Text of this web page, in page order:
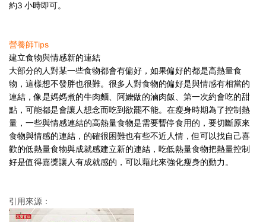
約3 小時即可。
營養師Tips
建立食物與情感新的連結
大部分的人對某一些食物都會有偏好，如果偏好的都是高熱量食
物，這樣想不發胖也很難。很多人對食物的偏好是與情感有相當的
連結，像是媽媽煮的牛肉麵、阿嬤做的滷肉飯、第一次約會吃的甜
點，可能都是會讓人想念而吃到欲罷不能。在瘦身時期為了控制熱
量，一些與情感連結的高熱量食物是需要暫停食用的，要切斷原來
食物與情感的連結，的確很困難也有些不近人情，但可以找自己喜
歡的低熱量食物與成就感建立新的連結，吃低熱量食物把熱量控制
好是值得嘉獎讓人有成就感的， 可以藉此來強化瘦身的動力。
引用來源：